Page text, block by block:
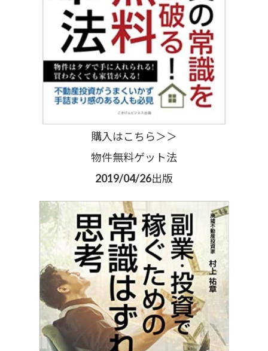
購入はこちら＞＞
物件無料ゲット法
2019/04/26出版